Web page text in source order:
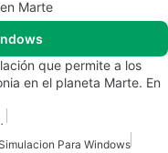
Marte
que permite a los
en el planeta Marte. En
Windows
Para Windows